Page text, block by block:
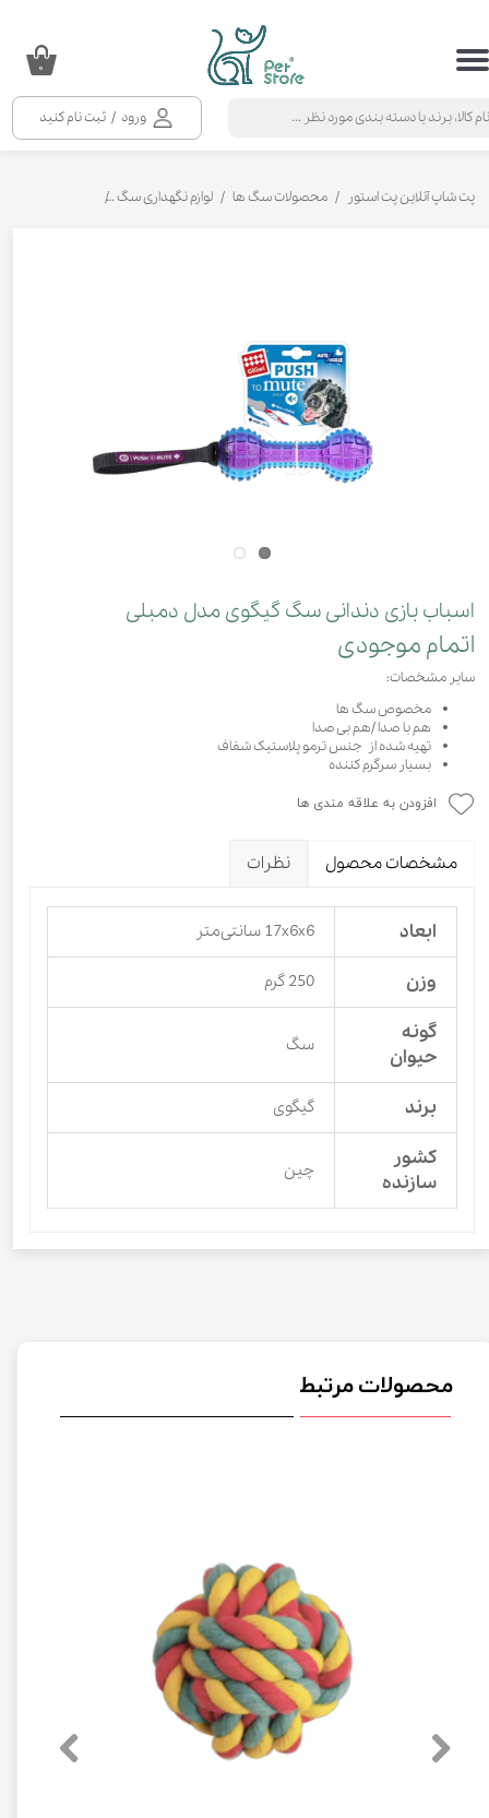
ورود / ثبت نام کنید
حساب کاربری من
خروج از حساب کاربری
۰
پت شاپ آنلاین پت استور محصولات سگ ها لوازم نگهداری سگ
اسباب بازی دندانی سگ گیگوی مدل دمبلی
اتمام موجودی
سایر مشخصات:
مخصوص سگ ها
هم با صدا /هم بی صدا
تهیه شده از جنس ترمو پلاستیک شفاف
بسیار سرگرم کننده
افزودن به علاقه مندی ها
مشخصات محصول نظرات
ابعاد 17x6x6 سانتی‌متر
وزن 250 گرم
گونه
حیوان
سگ
برند گیگوی
کشور
سازنده
چین
محصولات مرتبط